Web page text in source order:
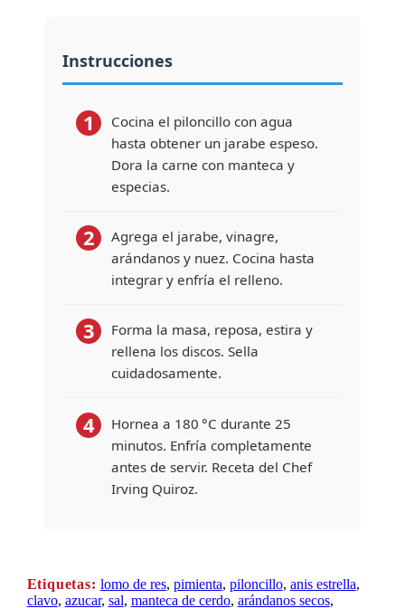
Instrucciones
1
Cocina el piloncillo con agua
hasta obtener un jarabe espeso.
Dora la carne con manteca y
especias.
2
Agrega el jarabe, vinagre,
arándanos y nuez. Cocina hasta
integrar y enfría el relleno.
3
Forma la masa, reposa, estira y
rellena los discos. Sella
cuidadosamente.
4
Hornea a 180 °C durante 25
minutos. Enfría completamente
antes de servir. Receta del Chef
Irving Quiroz.
Etiquetas: lomo de res, pimienta, piloncillo, anis estrella,
clavo, azucar, sal, manteca de cerdo, arándanos secos,